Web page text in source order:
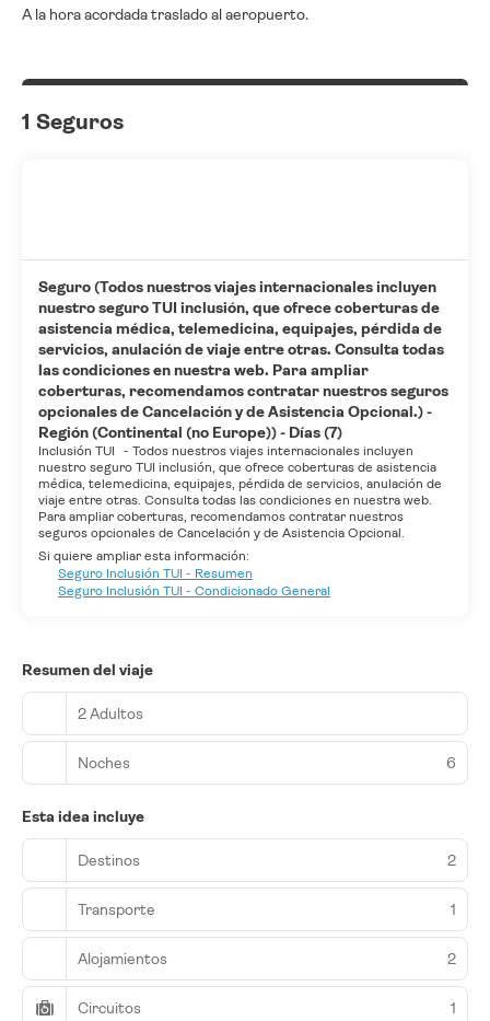
A la hora acordada traslado al aeropuerto.
1 Seguros
Seguro (Todos nuestros viajes internacionales incluyen
nuestro seguro TUI inclusión, que ofrece coberturas de
asistencia médica, telemedicina, equipajes, pérdida de
servicios, anulación de viaje entre otras. Consulta todas
las condiciones en nuestra web. Para ampliar
coberturas, recomendamos contratar nuestros seguros
opcionales de Cancelación y de Asistencia Opcional.) -
Región (Continental (no Europe)) - Días (7)
Inclusión TUI - Todos nuestros viajes internacionales incluyen
nuestro seguro TUI inclusión, que ofrece coberturas de asistencia
médica, telemedicina, equipajes, pérdida de servicios, anulación de
viaje entre otras. Consulta todas las condiciones en nuestra web.
Para ampliar coberturas, recomendamos contratar nuestros
seguros opcionales de Cancelación y de Asistencia Opcional.
Si quiere ampliar esta información:
Seguro Inclusión TUI - Resumen
Seguro Inclusión TUI - Condicionado General
Resumen del viaje
2 Adultos
Noches 6
Esta idea incluye
Destinos 2
Transporte 1
Alojamientos 2
Circuitos 1